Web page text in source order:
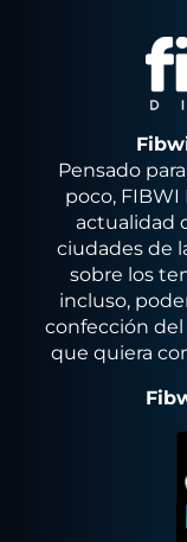
Pensado
poco, FIBWI
actualidad
ciudades de
sobre los
incluso,
confección
que quiera